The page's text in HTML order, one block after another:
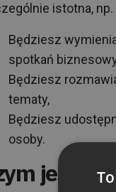
istotna,
Będziesz
spotkań
Będziesz
tematy,
Będziesz
osoby.
jest